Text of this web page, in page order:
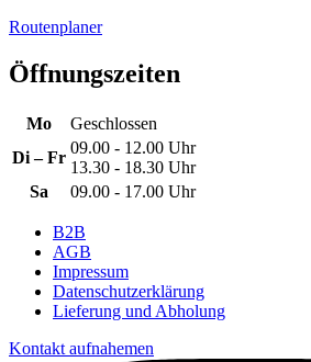
Routenplaner
Öffnungszeiten
Mo
Geschlossen
Di – Fr
09.00 - 12.00 Uhr
13.30 - 18.30 Uhr
Sa
09.00 - 17.00 Uhr
B2B
AGB
Impressum
Datenschutzerklärung
Lieferung und Abholung
Kontakt aufnahemen